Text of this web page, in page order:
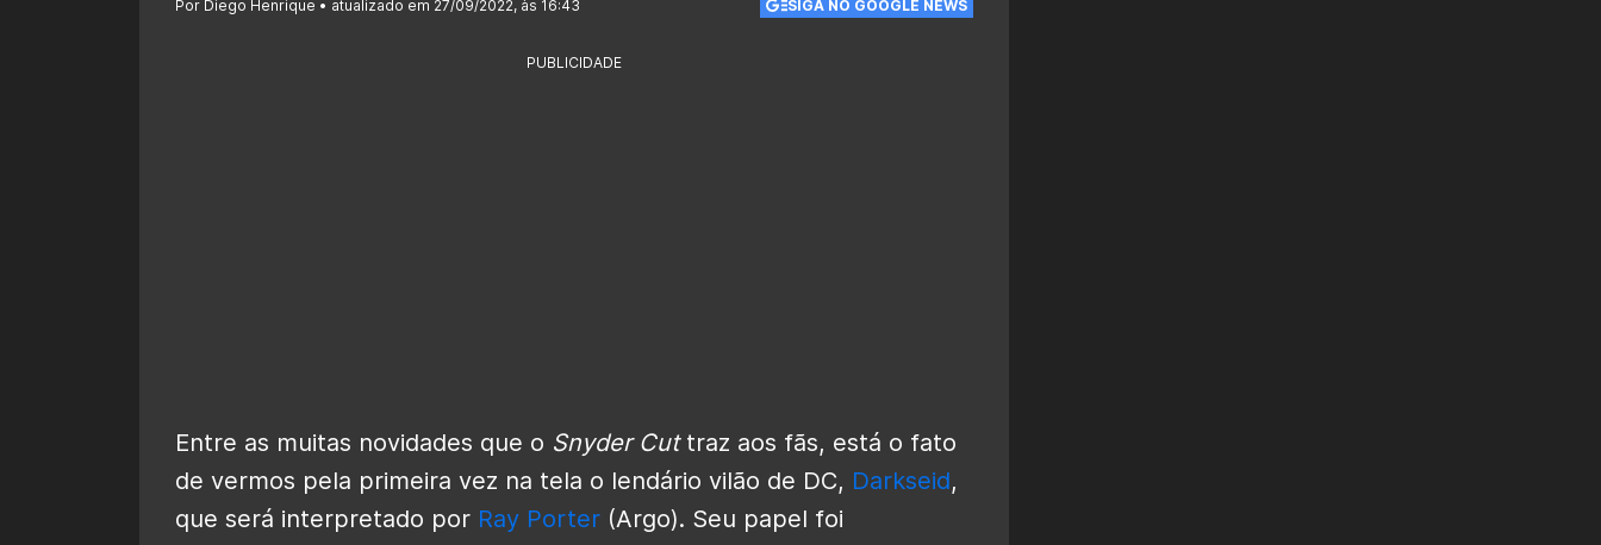
Por Diego Henrique • atualizado em 27/09/2022, às 16:43 SIGA NO GOOGLE NEWS
PUBLICIDADE
Entre as muitas novidades que o Snyder Cuttraz aos fãs, está o fato
de vermos pela primeira vez na tela o lendário vilão de DC, Darkseid,
que será interpretado por Ray Porter (Argo). Seu papel foi